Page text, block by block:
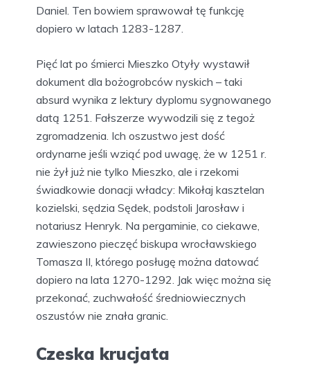
Daniel. Ten bowiem sprawował tę funkcję
dopiero w latach 1283-1287.
Pięć lat po śmierci Mieszko Otyły wystawił
dokument dla bożogrobców nyskich – taki
absurd wynika z lektury dyplomu sygnowanego
datą 1251. Fałszerze wywodzili się z tegoż
zgromadzenia. Ich oszustwo jest dość
ordynarne jeśli wziąć pod uwagę, że w 1251 r.
nie żył już nie tylko Mieszko, ale i rzekomi
świadkowie donacji władcy: Mikołaj kasztelan
kozielski, sędzia Sędek, podstoli Jarosław i
notariusz Henryk. Na pergaminie, co ciekawe,
zawieszono pieczęć biskupa wrocławskiego
Tomasza II, którego posługę można datować
dopiero na lata 1270-1292. Jak więc można się
przekonać, zuchwałość średniowiecznych
oszustów nie znała granic.
Czeska krucjata